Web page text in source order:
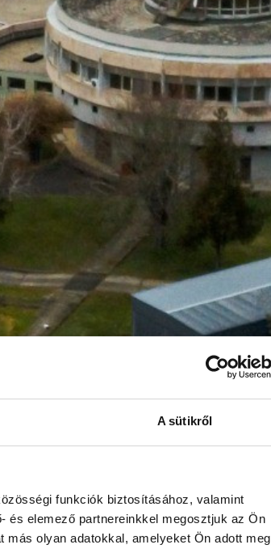
A sütikről
funkciók biztosításához, valamint
és elemező partnereinkkel megosztjuk az Ön
más olyan adatokkal, amelyeket Ön adott meg